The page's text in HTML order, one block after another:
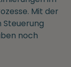
Mit der
noch